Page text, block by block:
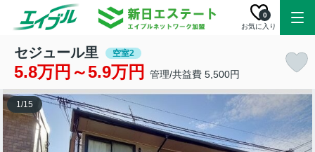
お気に入り
0
セジュール里 空室2
5.8万円～5.9万円 管理/共益費 5,500円
1/15